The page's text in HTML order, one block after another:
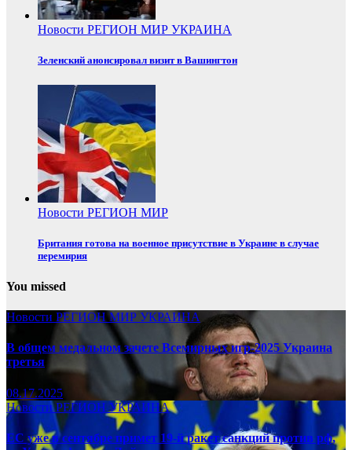
Новости РЕГИОН МИР УКРАИНА
Зеленский анонсировал визит в Вашингтон
Новости РЕГИОН МИР
Британия готова на военное присутствие в Украине в случае
перемирия
You missed
Новости РЕГИОНМИР УКРАИНА
В общем медальном зачете Всемирных игр-2025 Украина
третья
08.17.2025
НовостиРЕГИОНУКРАИНА
ЕС уже в сентябре примет 19-й ракет санкций против рф,